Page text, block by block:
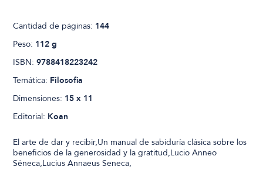
Cantidad de páginas: 144
Peso: 112 g
ISBN:9788418223242
Temática: Filosofia
Dimensiones: 15 x 11
Editorial: Koan
El arte de dar y recibir,Un manual de sabiduría clásica sobre los
beneficios de la generosidad y la gratitud,Lucio Anneo
Séneca,Lucius Annaeus Seneca,